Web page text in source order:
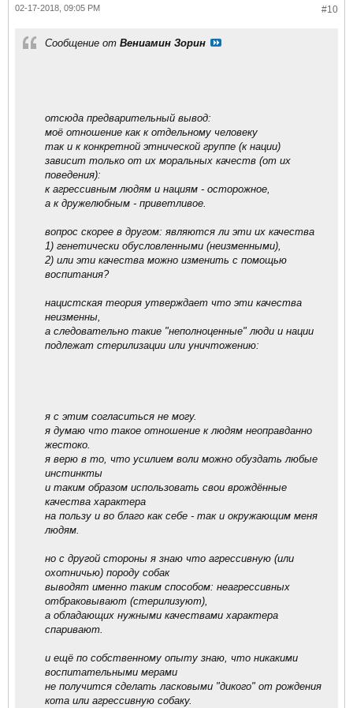
#10
02-17-2018, 09:05 PM
Сообщение от Вениамин Зорин
отсюда предварительный вывод:
моё отношение как к отдельному человеку
так и к конкретной этнической группе (к нации)
зависит только от их моральных качеств (от их
поведения):
к агрессивным людям и нациям - осторожное,
а к дружелюбным - приветливое.
вопрос скорее в другом: являются ли эти их качества
1) генетически обусловленными (неизменными),
2) или эти качества можно изменить с помощью
воспитания?
нацистская теория утверждает что эти качества
неизменны,
а следовательно такие "неполноценные" люди и нации
подлежат стерилизации или уничтожению:
я с этим согласиться не могу.
я думаю что такое отношение к людям неоправданно
жестоко.
я верю в то, что усилием воли можно обуздать любые
инстинкты
и таким образом использовать свои врождённые
качества характера
на пользу и во благо как себе - так и окружающим меня
людям.
но с другой стороны я знаю что агрессивную (или
охотничью) породу собак
выводят именно таким способом: неагрессивных
отбраковывают (стерилизуют),
а обладающих нужными качествами характера
спаривают.
и ещё по собственному опыту знаю, что никакими
воспитательными мерами
не получится сделать ласковыми "дикого" от рождения
кота или агрессивную собаку.